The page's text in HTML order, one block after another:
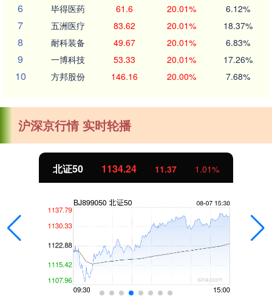
6 毕得医药 61.6 20.01% 6.12%
7 五洲医疗 83.62 20.01% 18.37%
8 耐科装备 49.67 20.01% 6.83%
9 一博科技 53.33 20.01% 17.26%
10 方邦股份 146.16 20.00% 7.68%
沪深京行情 实时轮播
北证50 1134.24 11.37 1.01%